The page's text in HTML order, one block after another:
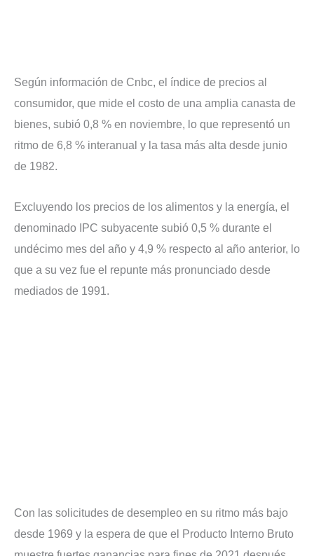
Según información de Cnbc, el índice de precios al
consumidor, que mide el costo de una amplia canasta de
bienes, subió 0,8 % en noviembre, lo que representó un
ritmo de 6,8 % interanual y la tasa más alta desde junio
de 1982.
Excluyendo los precios de los alimentos y la energía, el
denominado IPC subyacente subió 0,5 % durante el
undécimo mes del año y 4,9 % respecto al año anterior, lo
que a su vez fue el repunte más pronunciado desde
mediados de 1991.
Con las solicitudes de desempleo en su ritmo más bajo
desde 1969 y la espera de que el Producto Interno Bruto